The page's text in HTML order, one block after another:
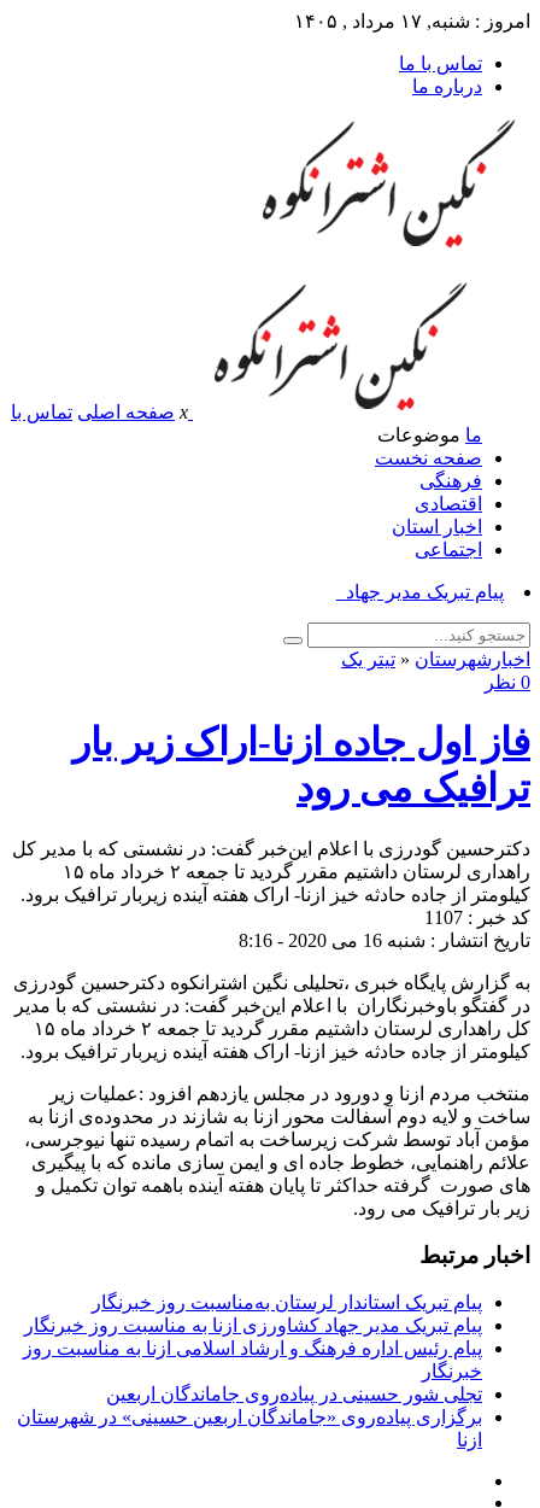
امروز : شنبه, ۱۷ مرداد , ۱۴۰۵
تماس با ما
درباره ما
x صفحه اصلی تماس با
ما موضوعات
صفحه نخست
فرهنگی
اقتصادی
اخبار استان
اجتماعی
پیام تبریک مدیر جهاد کشا_
اخبارشهرستان « تیتر یک
0 نظر
فاز اول جاده ازنا-اراک زیر بار
ترافیک می رود
دکترحسین گودرزی با اعلام این‌خبر گفت: در نشستی که با مدیر کل
راهداری لرستان داشتیم مقرر گردید تا جمعه ۲ خرداد ماه ۱۵
کیلومتر از جاده حادثه خیز ازنا- اراک هفته آینده زیربار ترافیک برود.
کد خبر : 1107
تاریخ انتشار : شنبه 16 می 2020 - 8:16
به گزارش پایگاه خبری ،تحلیلی نگین اشترانکوه دکترحسین گودرزی
در گفتگو باوخبرنگاران با اعلام این‌خبر گفت: در نشستی که با مدیر
کل راهداری لرستان داشتیم مقرر گردید تا جمعه ۲ خرداد ماه ۱۵
کیلومتر از جاده حادثه خیز ازنا- اراک هفته آینده زیربار ترافیک برود.
منتخب مردم ازنا و دورود در مجلس یازدهم افزود :عملیات زیر
ساخت و لایه دوم آسفالت محور ازنا به شازند در محدوده‌ی ازنا به
مؤمن آباد توسط شرکت زیرساخت به اتمام رسیده تنها نیوجرسی،
علائم راهنمایی، خطوط جاده ای و ایمن سازی مانده که با پیگیری
های صورت گرفته حداکثر تا پایان هفته آینده باهمه توان تکمیل و
زیر بار ترافیک می رود.
اخبار مرتبط
پیام تبریک استاندار لرستان به‌مناسبت روز خبرنگار
پیام تبریک مدیر جهاد کشاورزی ازنا به مناسبت روز خبرنگار
پیام رئیس اداره فرهنگ و ارشاد اسلامی ازنا به مناسبت روز
خبرنگار
تجلی شور حسینی در پیاده‌روی جاماندگان اربعین
برگزاری پیاده‌روی «جاماندگان اربعین حسینی» در شهرستان
ازنا